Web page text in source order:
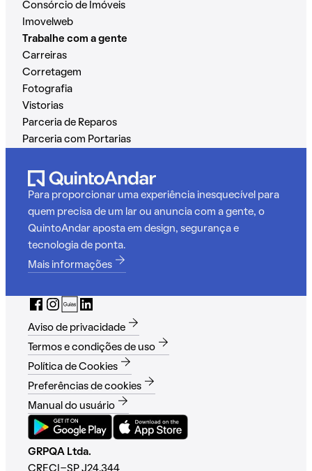
Consórcio de Imóveis
Imovelweb
Trabalhe com a gente
Carreiras
Corretagem
Fotografia
Vistorias
Parceria de Reparos
Parceria com Portarias
Para proporcionar uma experiência inesquecível para
quem precisa de um lar ou anuncia com a gente, o
QuintoAndar aposta em design, segurança e
tecnologia de ponta.
Mais informações
Aviso de privacidade
Termos e condições de uso
Política de Cookies
Preferências de cookies
Manual do usuário
GRPQA Ltda.